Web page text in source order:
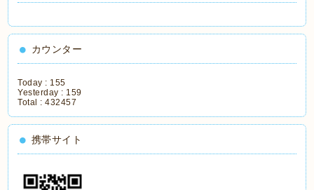
カウンター
Today : 155
Yesterday : 159
Total :432457
携帯サイト